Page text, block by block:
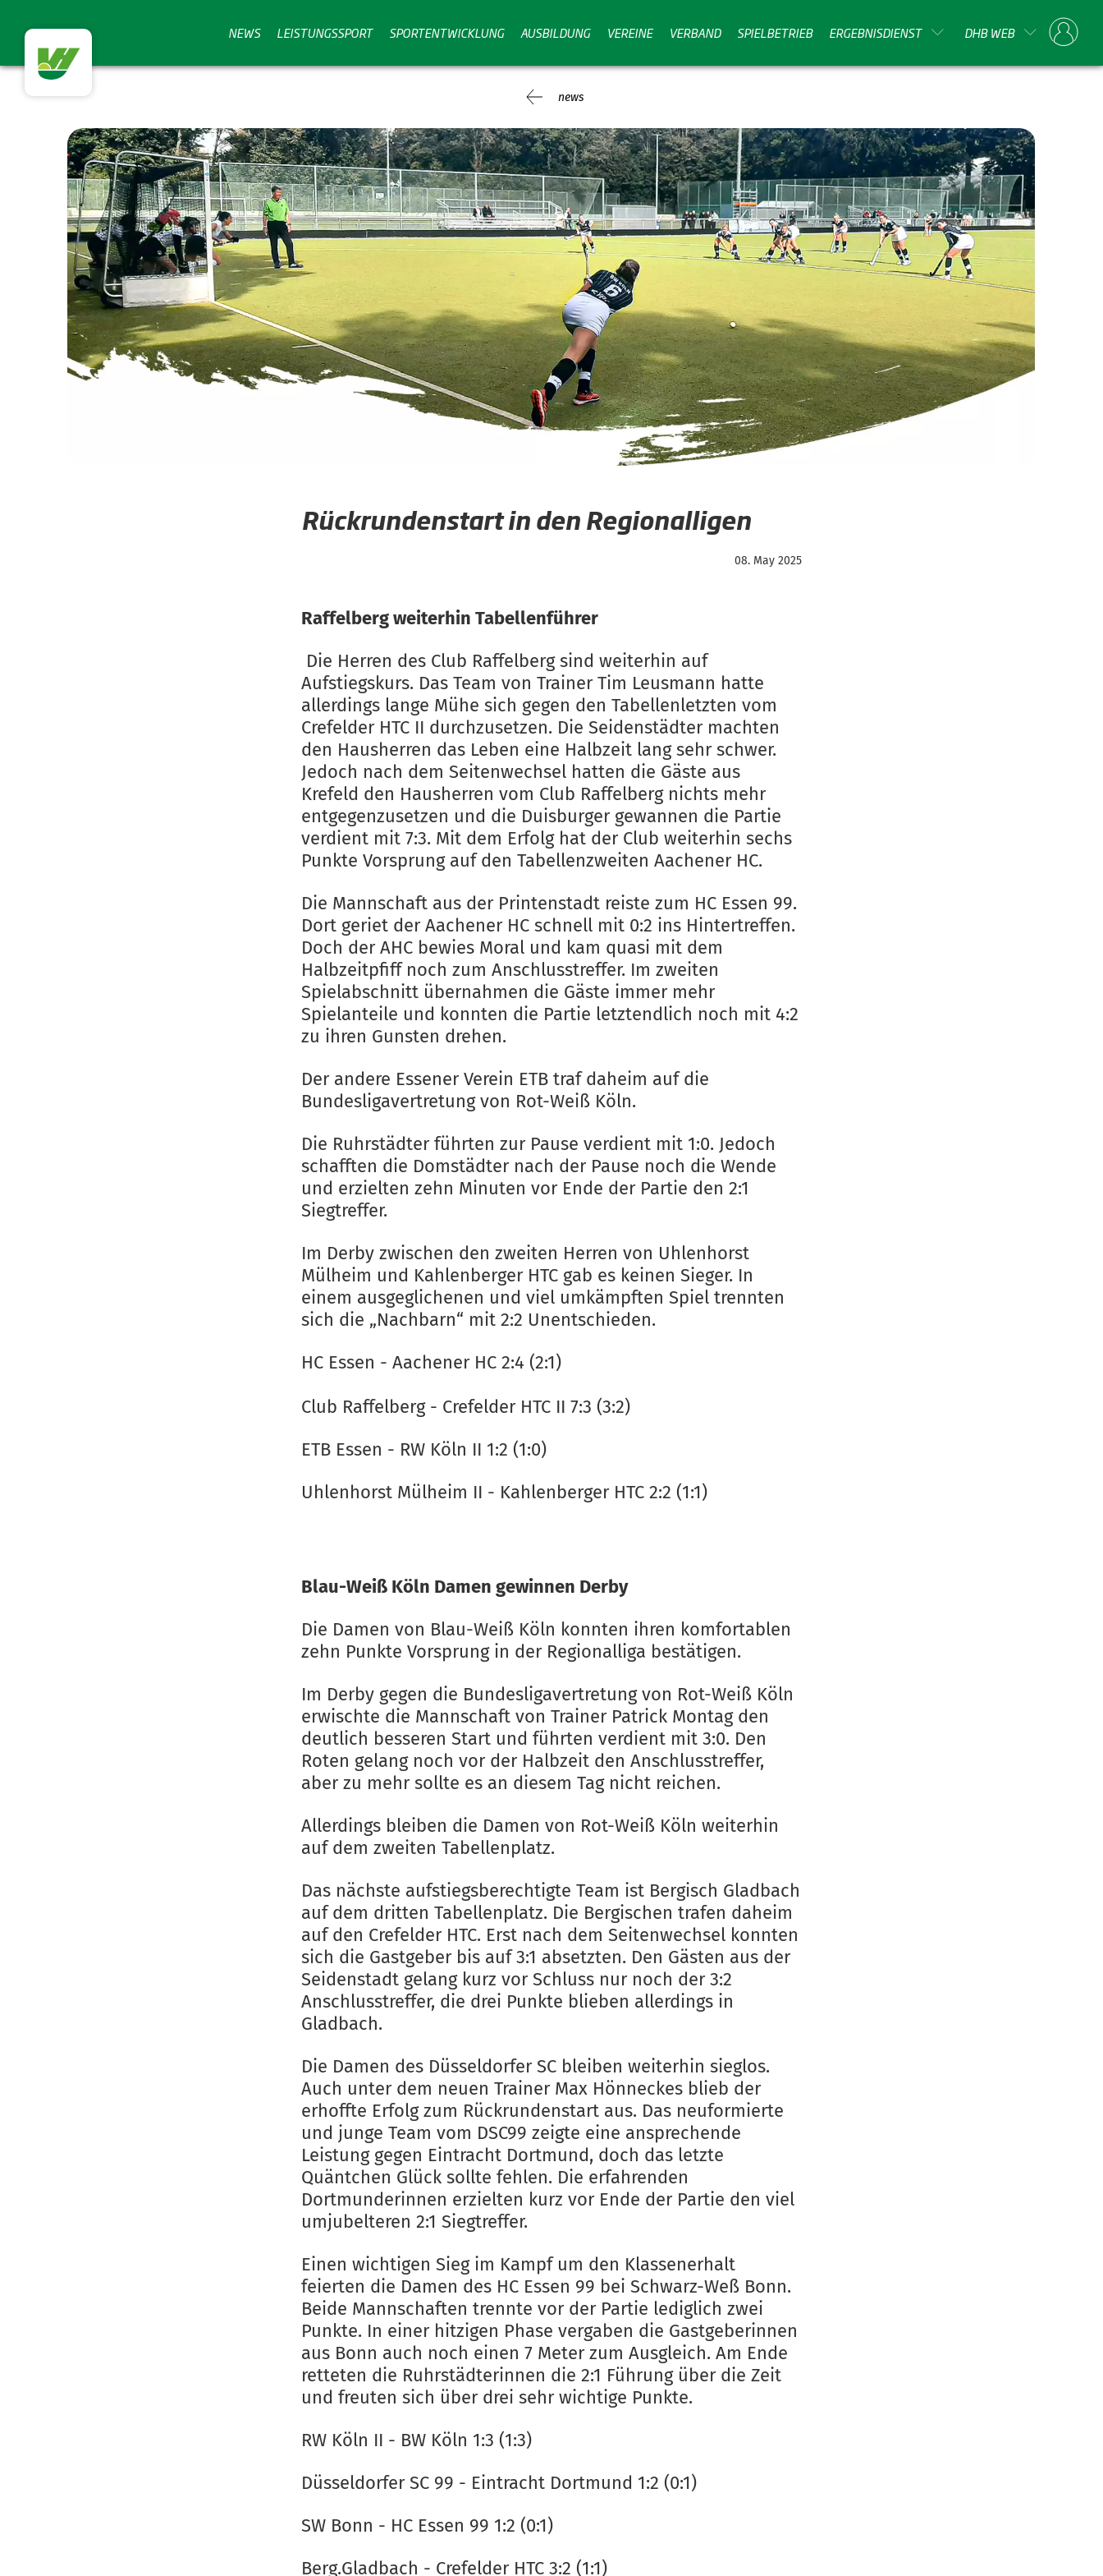
NEWS LEISTUNGSSPORT SPORTENTWICKLUNG AUSBILDUNG VEREINE VERBAND SPIELBETRIEB ERGEBNISDIENST DHB WEB
news
Rückrundenstart in den Regionalligen
08. May 2025
Raffelberg weiterhin Tabellenführer
Die Herren des Club Raffelberg sind weiterhin auf
Aufstiegskurs. Das Team von Trainer Tim Leusmann hatte
allerdings lange Mühe sich gegen den Tabellenletzten vom
Crefelder HTC II durchzusetzen. Die Seidenstädter machten
den Hausherren das Leben eine Halbzeit lang sehr schwer.
Jedoch nach dem Seitenwechsel hatten die Gäste aus
Krefeld den Hausherren vom Club Raffelberg nichts mehr
entgegenzusetzen und die Duisburger gewannen die Partie
verdient mit 7:3. Mit dem Erfolg hat der Club weiterhin sechs
Punkte Vorsprung auf den Tabellenzweiten Aachener HC.
Die Mannschaft aus der Printenstadt reiste zum HC Essen 99.
Dort geriet der Aachener HC schnell mit 0:2 ins Hintertreffen.
Doch der AHC bewies Moral und kam quasi mit dem
Halbzeitpfiff noch zum Anschlusstreffer. Im zweiten
Spielabschnitt übernahmen die Gäste immer mehr
Spielanteile und konnten die Partie letztendlich noch mit 4:2
zu ihren Gunsten drehen.
Der andere Essener Verein ETB traf daheim auf die
Bundesligavertretung von Rot-Weiß Köln.
Die Ruhrstädter führten zur Pause verdient mit 1:0. Jedoch
schafften die Domstädter nach der Pause noch die Wende
und erzielten zehn Minuten vor Ende der Partie den 2:1
Siegtreffer.
Im Derby zwischen den zweiten Herren von Uhlenhorst
Mülheim und Kahlenberger HTC gab es keinen Sieger. In
einem ausgeglichenen und viel umkämpften Spiel trennten
sich die „Nachbarn“ mit 2:2 Unentschieden.
HC Essen - Aachener HC 2:4 (2:1)
Club Raffelberg - Crefelder HTC II 7:3 (3:2)
ETB Essen - RW Köln II 1:2 (1:0)
Uhlenhorst Mülheim II - Kahlenberger HTC 2:2 (1:1)
Blau-Weiß Köln Damen gewinnen Derby
Die Damen von Blau-Weiß Köln konnten ihren komfortablen
zehn Punkte Vorsprung in der Regionalliga bestätigen.
Im Derby gegen die Bundesligavertretung von Rot-Weiß Köln
erwischte die Mannschaft von Trainer Patrick Montag den
deutlich besseren Start und führten verdient mit 3:0. Den
Roten gelang noch vor der Halbzeit den Anschlusstreffer,
aber zu mehr sollte es an diesem Tag nicht reichen.
Allerdings bleiben die Damen von Rot-Weiß Köln weiterhin
auf dem zweiten Tabellenplatz.
Das nächste aufstiegsberechtigte Team ist Bergisch Gladbach
auf dem dritten Tabellenplatz. Die Bergischen trafen daheim
auf den Crefelder HTC. Erst nach dem Seitenwechsel konnten
sich die Gastgeber bis auf 3:1 absetzten. Den Gästen aus der
Seidenstadt gelang kurz vor Schluss nur noch der 3:2
Anschlusstreffer, die drei Punkte blieben allerdings in
Gladbach.
Die Damen des Düsseldorfer SC bleiben weiterhin sieglos.
Auch unter dem neuen Trainer Max Hönneckes blieb der
erhoffte Erfolg zum Rückrundenstart aus. Das neuformierte
und junge Team vom DSC99 zeigte eine ansprechende
Leistung gegen Eintracht Dortmund, doch das letzte
Quäntchen Glück sollte fehlen. Die erfahrenden
Dortmunderinnen erzielten kurz vor Ende der Partie den viel
umjubelteren 2:1 Siegtreffer.
Einen wichtigen Sieg im Kampf um den Klassenerhalt
feierten die Damen des HC Essen 99 bei Schwarz-Weß Bonn.
Beide Mannschaften trennte vor der Partie lediglich zwei
Punkte. In einer hitzigen Phase vergaben die Gastgeberinnen
aus Bonn auch noch einen 7 Meter zum Ausgleich. Am Ende
retteten die Ruhrstädterinnen die 2:1 Führung über die Zeit
und freuten sich über drei sehr wichtige Punkte.
RW Köln II - BW Köln 1:3 (1:3)
Düsseldorfer SC 99 - Eintracht Dortmund 1:2 (0:1)
SW Bonn - HC Essen 99 1:2 (0:1)
Berg.Gladbach - Crefelder HTC 3:2 (1:1)